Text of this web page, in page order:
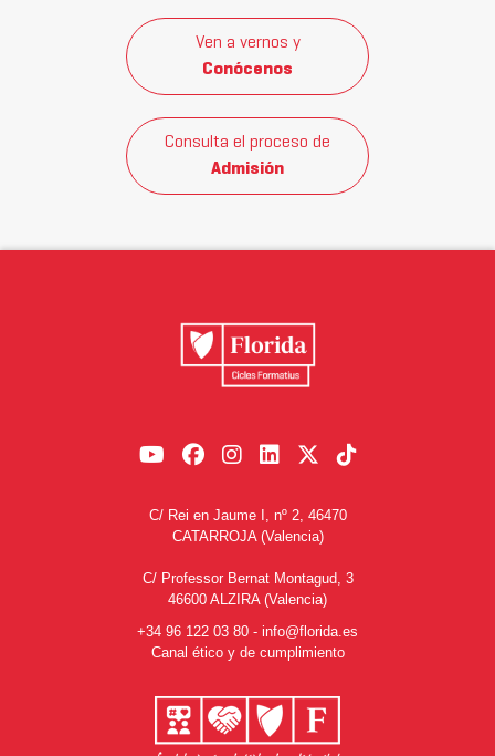
Ven a vernos y
Conócenos
Consulta el proceso de
Admisión
C/ Rei en Jaume I, nº 2, 46470
CATARROJA (Valencia)
C/ Professor Bernat Montagud, 3
46600 ALZIRA (Valencia)
+34 96 122 03 80 - info@florida.es
Canal ético y de cumplimiento